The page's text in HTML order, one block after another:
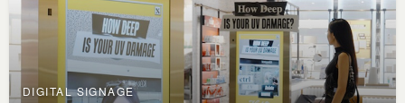
DIGITAL SIGNAGE